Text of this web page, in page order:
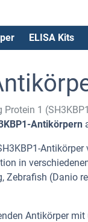
ELISA Kits
Protein 1
Antikörpern
in
Zebrafish (Danio
Antikörper